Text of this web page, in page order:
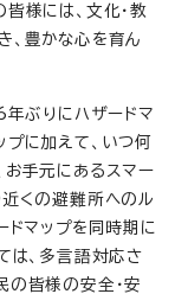
様には、文化・教
、豊かな心を育ん
年ぶりにハザードマ
に加えて、いつ何
お手元にあるスマー
近くの避難所へのル
ドマップを同時期に
は、多言語対応さ
の皆様の安全・安